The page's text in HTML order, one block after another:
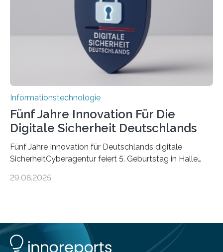
die mittels Sensoren ihre Umgebung erfassen,
Informationen verarbeiten und häufig auch mit…
Informationstechnologie
Fünf Jahre Innovation Für Die
Digitale Sicherheit Deutschlands
Fünf Jahre Innovation für Deutschlands digitale
SicherheitCyberagentur feiert 5. Geburtstag in Halle
ErfolgeDie Agentur für Innovation in der
Forschungsarbeit, politischen Grußworten und der
feierlichen Preisverleihung des Ideenwettbewerbs
29.08.2025